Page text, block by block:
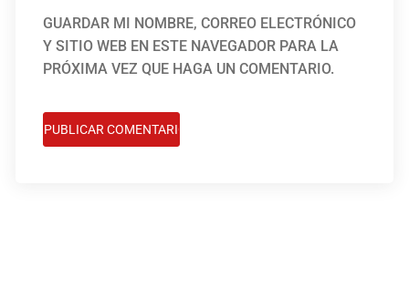
GUARDAR MI NOMBRE, CORREO ELECTRÓNICO
Y SITIO WEB EN ESTE NAVEGADOR PARA LA
PRÓXIMA VEZ QUE HAGA UN COMENTARIO.